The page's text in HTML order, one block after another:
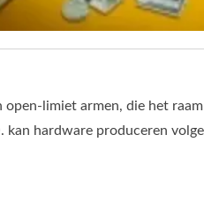
limiet armen, die het
hardware produceren